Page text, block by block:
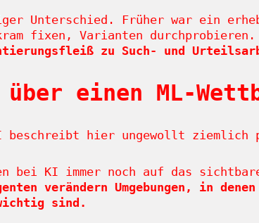
Unterschied. Früher war ein
fixen, Varianten durchprobieren.
zu Such- und
über einen ML-
beschreibt hier ungewollt ziemlich
bei KI immer noch auf das
verändern Umgebungen, in
sind.